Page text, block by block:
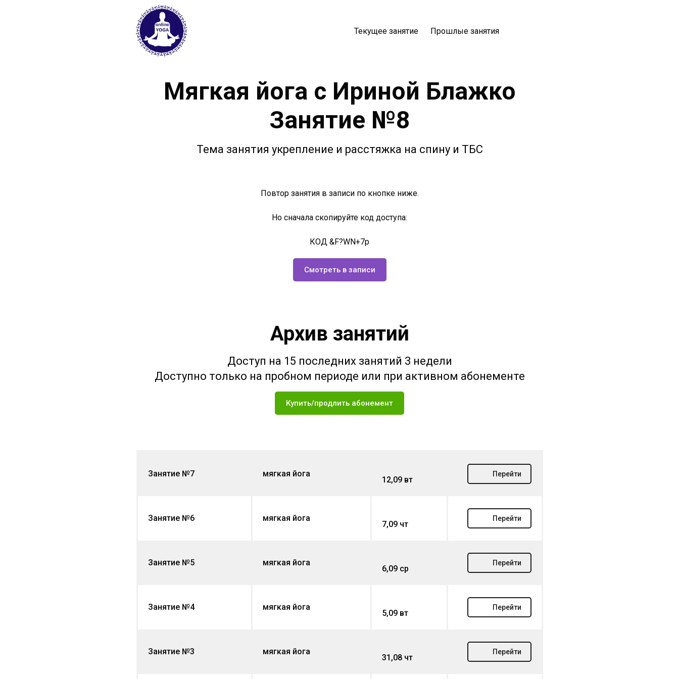
Текущее занятие Прошлые занятия
Мягкая йога с Ириной Блажко
Занятие №8
Тема занятия укрепление и расстяжка на спину и ТБС
Повтор занятия в записи по кнопке ниже.
Но сначала скопируйте код доступа:
КОД &F?WN+7p
Смотреть в записи
Архив занятий
Доступ на 15 последних занятий 3 недели
Доступно только на пробном периоде или при активном абонементе
Купить/продлить абонемент
Занятие №7 мягкая йога
12,09 вт
Перейти
Занятие №6 мягкая йога
7,09 чт
Перейти
Занятие №5 мягкая йога
6,09 ср
Перейти
Занятие №4 мягкая йога
5,09 вт
Перейти
Занятие №3 мягкая йога
31,08 чт
Перейти